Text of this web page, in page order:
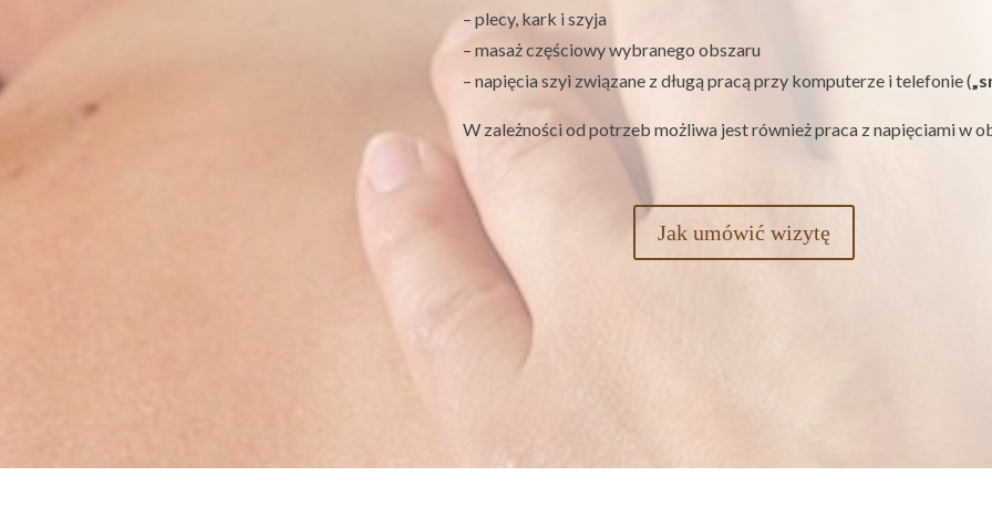
– plecy, kark i szyja
– masaż częściowy wybranego obszaru
– napięcia szyi związane z długą pracą przy komputerze i telefonie (
W zależności od potrzeb możliwa jest również praca z napięciami w
Jak umówić wizytę